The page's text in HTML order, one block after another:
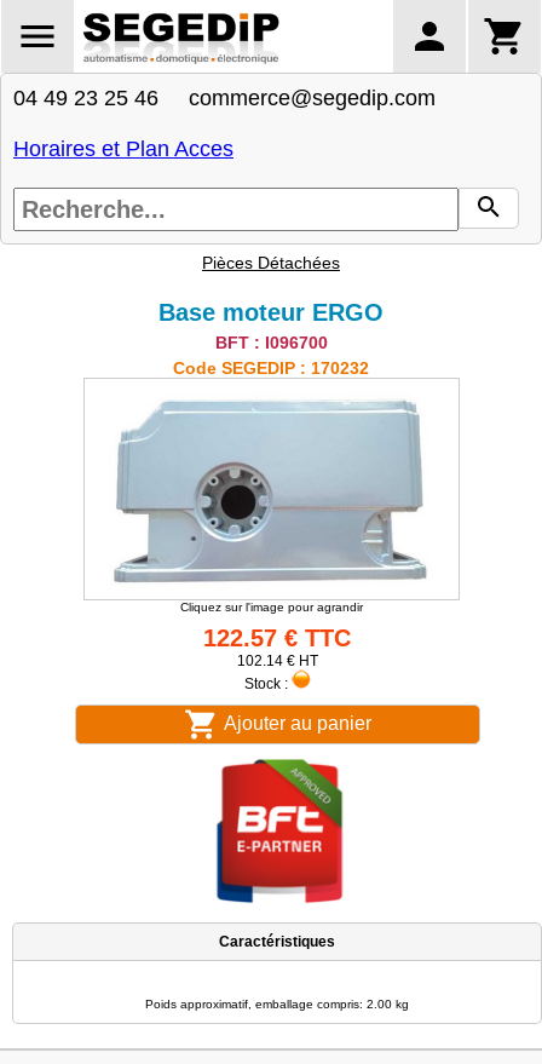
04 49 23 25 46 commerce@segedip.com
Horaires et Plan Acces
Pièces Détachées
Base moteur ERGO
BFT : I096700
Code SEGEDIP : 170232
Cliquez sur l'image pour agrandir
122.57 € TTC
102.14 € HT
Stock :
Ajouter au panier
Caractéristiques
Poids approximatif, emballage compris: 2.00 kg